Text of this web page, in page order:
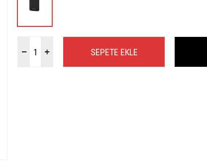
SEPETE EKLE